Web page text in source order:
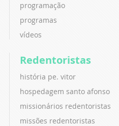
programação
programas
vídeos
Redentoristas
história pe. vitor
hospedagem santo afonso
missionários redentoristas
missões redentoristas